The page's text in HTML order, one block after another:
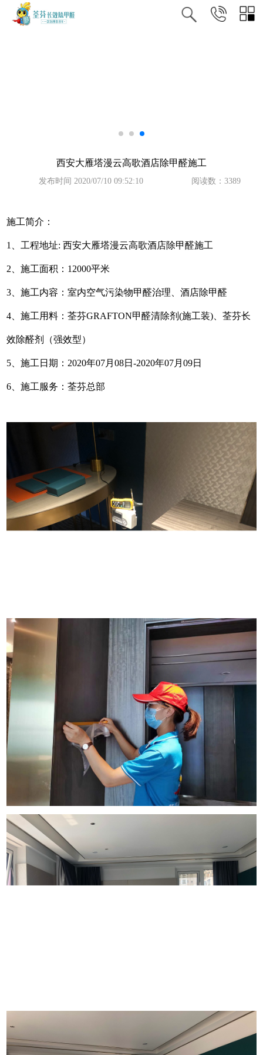
西安大雁塔漫云高歌酒店除甲醛施工
发布时间 2020/07/10 09:52:10 阅读数：3389
施工简介：
1 、工程地址:西安大雁塔漫云高歌酒店除甲醛施工
2、施工面积：12000平米
3、施工内容：室内空气污染物甲醛治理、酒店除甲醛
4 、施工用料：荃芬GRAFTON甲醛清除剂(施工装)、荃芬长
效除醛剂（强效型）
5 、施工日期： 2020年07月08日-2020年07月09日
6、施工服务：荃芬总部